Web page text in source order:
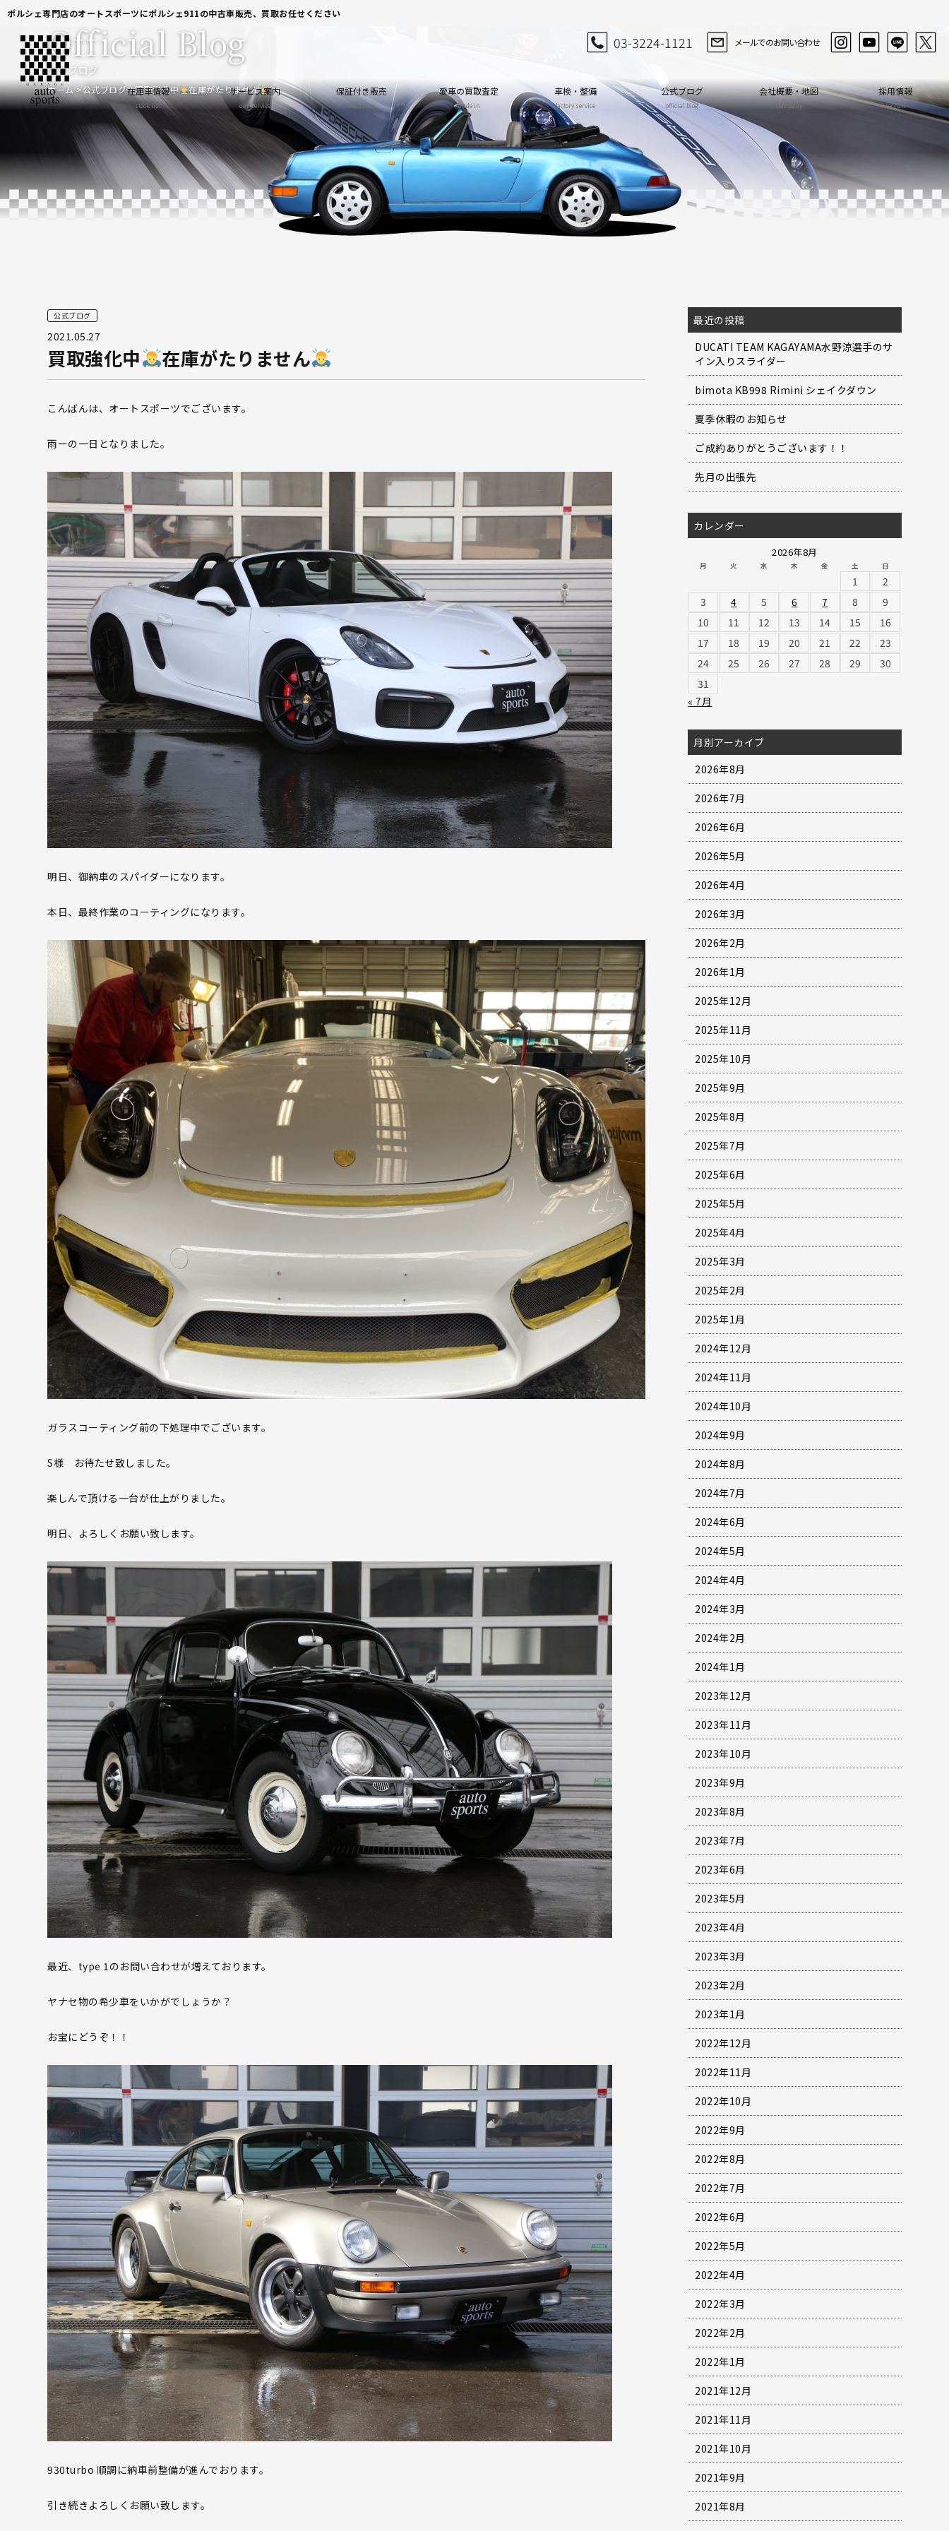
ポルシェ専門店のオートスポーツにポルシェ911の中古車販売、買取お任せください
在庫車情報
stock list
サービス案内
our service
保証付き販売
warranty
愛車の買取査定
trade in
車検・整備
factory service
公式ブログ
official blog
会社概要・地図
company
採用情報
recruit
公式ブログ
Official Blog
ホーム 公式ブログ 買取強化中 在庫がたりません
公式ブログ
2021.05.27
買取強化中 在庫がたりません
こんばんは、オートスポーツでございます。
雨ーの一日となりました。
明日、御納車のスパイダーになります。
本日、最終作業のコーティングになります。
ガラスコーティング前の下処理中でございます。
S様 お待たせ致しました。
楽しんで頂ける一台が仕上がりました。
明日、よろしくお願い致します。
最近、type 1のお問い合わせが増えております。
ヤナセ物の希少車をいかがでしょうか？
お宝にどうぞ！！
930turbo 順調に納車前整備が進んでおります。
引き続きよろしくお願い致します。
最近の投稿
DUCATI TEAM KAGAYAMA水野涼選手のサ
イン入りスライダー
bimota KB998 Rimini シェイクダウン
夏季休暇のお知らせ
ご成約ありがとうございます！！
先月の出張先
カレンダー
2026年8月
月 火 水 木 金 土 日
1
2
3
4 5 6 7 8
9
10
11 12 13 14 15
16
17
18 19 20 21 22
23
24
25 26 27 28 29
30
31
« 7月
月別アーカイブ
2026年8月
2026年7月
2026年6月
2026年5月
2026年4月
2026年3月
2026年2月
2026年1月
2025年12月
2025年11月
2025年10月
2025年9月
2025年8月
2025年7月
2025年6月
2025年5月
2025年4月
2025年3月
2025年2月
2025年1月
2024年12月
2024年11月
2024年10月
2024年9月
2024年8月
2024年7月
2024年6月
2024年5月
2024年4月
2024年3月
2024年2月
2024年1月
2023年12月
2023年11月
2023年10月
2023年9月
2023年8月
2023年7月
2023年6月
2023年5月
2023年4月
2023年3月
2023年2月
2023年1月
2022年12月
2022年11月
2022年10月
2022年9月
2022年8月
2022年7月
2022年6月
2022年5月
2022年4月
2022年3月
2022年2月
2022年1月
2021年12月
2021年11月
2021年10月
2021年9月
2021年8月
03-3224-1121 メールでのお問い合わせ